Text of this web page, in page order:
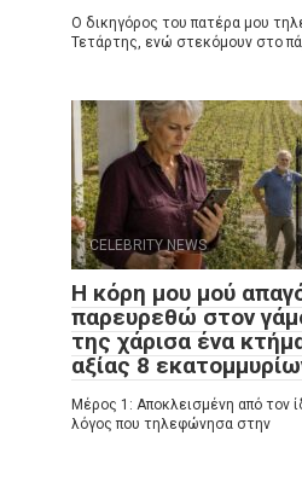
Ο δικηγόρος του πατέρα μου
Τετάρτης, ενώ στεκόμουν στο
CELEBRITY NEWS
Η κόρη μου μού
παρευρεθώ στον
της χάρισα ένα
αξίας 8
Μέρος 1: Αποκλεισμένη από τον
λόγος που τηλεφώνησα στην